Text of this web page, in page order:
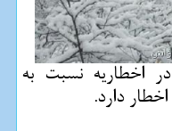
اخطاریه نسبت به
دارد.